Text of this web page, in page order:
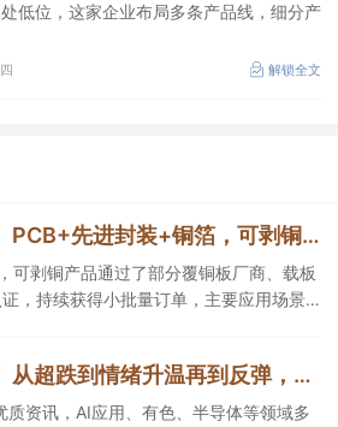
低位，这家企业布局多条产品线，细分产
解锁全文
【机构龙虎榜解读】PCB+先进封装+铜箔，可剥铜产品通过了部分覆铜板厂商、载板厂商及相关芯片终端的认证，持续获得小批量订单，主要应用场景包括芯片封装光模块用PCB，机构大额净买入这家公司
剥铜产品通过了部分覆铜板厂商、载板
，持续获得小批量订单，主要应用场景
备承接细胞与基因治疗产品商业化受托生
净买入。
【九点特供周回顾】从超跌到情绪升温再到反弹，栏目梳理AI应用题材逻辑，AI教育人气公司解读后获4连板
资讯，AI应用、有色、半导体等领域多